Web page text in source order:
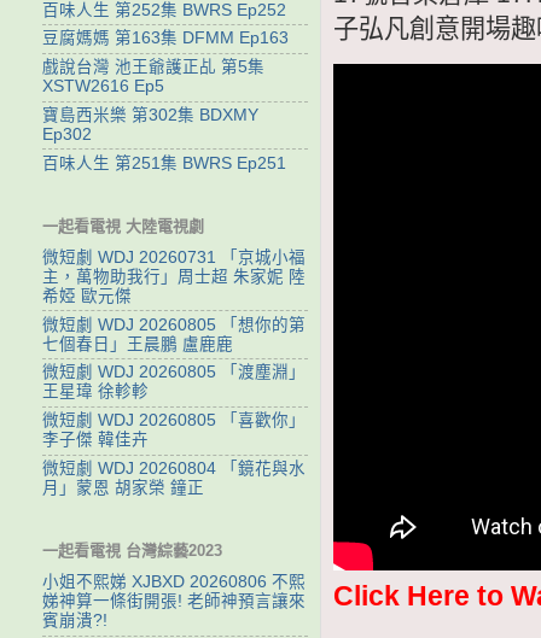
子弘凡創意開場
Click Here to
百味人生 第252集 BWRS Ep252
豆腐媽媽 第163集 DFMM Ep163
戲說台灣 池王爺護正乩 第5集
XSTW2616 Ep5
寶島西米樂 第302集 BDXMY
Ep302
百味人生 第251集 BWRS Ep251
一起看電視 大陸電視劇
微短劇 WDJ 20260731 「京城小福
主，萬物助我行」周士超 朱家妮 陸
希婭 歐元傑
微短劇 WDJ 20260805 「想你的第
七個春日」王晨鵬 盧鹿鹿
微短劇 WDJ 20260805 「渡塵淵」
王星瑋 徐軫軫
微短劇 WDJ 20260805 「喜歡你」
李子傑 韓佳卉
微短劇 WDJ 20260804 「鏡花與水
月」蒙恩 胡家榮 鐘正
一起看電視 台灣綜藝2023
小姐不熙娣 XJBXD 20260806 不熙
娣神算一條街開張! 老師神預言讓來
賓崩潰?!